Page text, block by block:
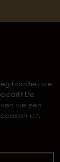
houden we
De
we een
uit.